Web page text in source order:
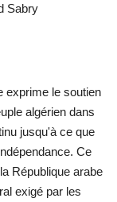
Sabry
exprime le soutien
algérien dans
jusqu'à ce que
Ce
République arabe
exigé par les